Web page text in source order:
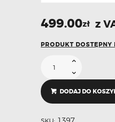
499.00zł z
PRODUKT
DODAJ DO